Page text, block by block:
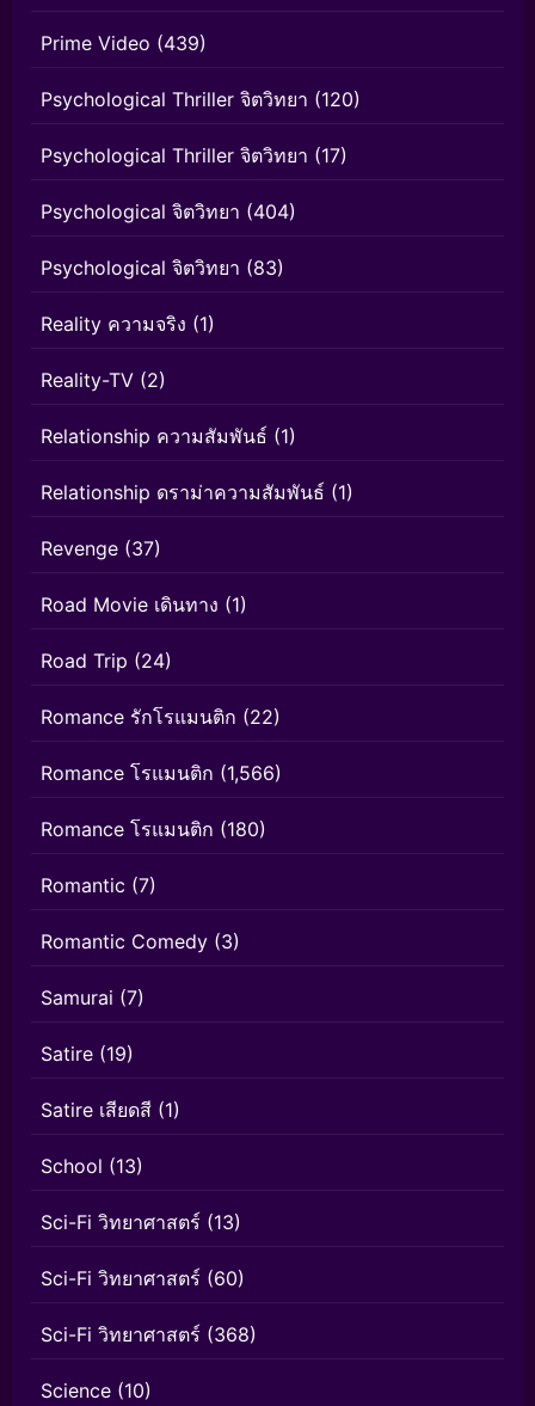
Prime Video (439)
Psychological Thriller จิตวิทยา (120)
Psychological Thriller จิตวิทยา (17)
Psychological จิตวิทยา (404)
Psychological จิตวิทยา (83)
Reality ความจริง (1)
Reality-TV (2)
Relationship ความสัมพันธ์ (1)
Relationship ดราม่าความสัมพันธ์ (1)
Revenge (37)
Road Movie เดินทาง (1)
Road Trip (24)
Romance รักโรแมนติก (22)
Romance โรแมนติก (1,566)
Romance โรแมนติก (180)
Romantic (7)
Romantic Comedy (3)
Samurai (7)
Satire (19)
Satire เสียดสี (1)
School (13)
Sci-Fi วิทยาศาสตร์ (13)
Sci-Fi วิทยาศาสตร์ (60)
Sci-Fi วิทยาศาสตร์ (368)
Science (10)